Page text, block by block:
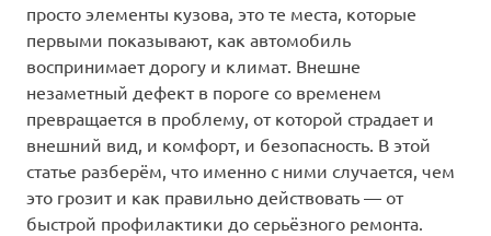
стоимость
просто элементы кузова, это те места, которые
первыми показывают, как автомобиль
воспринимает дорогу и климат. Внешне
незаметный дефект в пороге со временем
превращается в проблему, от которой страдает и
внешний вид, и комфорт, и безопасность. В этой
статье разберём, что именно с ними случается, чем
это грозит и как правильно действовать — от
быстрой профилактики до серьёзного ремонта.